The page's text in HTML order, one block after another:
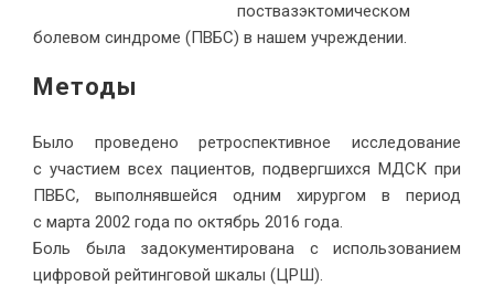
поствазэктомическом
болевом синдроме (ПВБС) в нашем учреждении.
Методы
Было проведено ретроспективное исследование
с участием всех пациентов, подвергшихся МДСК при
ПВБС, выполнявшейся одним хирургом в период
с марта 2002 года по октябрь 2016 года.
Боль была задокументирована с использованием
цифровой рейтинговой шкалы (ЦРШ).